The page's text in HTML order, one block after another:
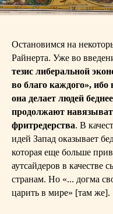
Остановимся на
Райнерта. Уже во
тезис либеральной
во благо каждого», ибо
она делает людей
продолжают
фритредерства. В
идей Запад оказывает
которая еще больше
аутсайдеров в качестве
странам. Но «... догма
царить в мире» [там же].